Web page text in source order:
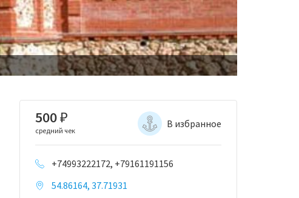
500₽
средний чек
В избранное
+74993222172, +79161191156
54.86164, 37.71931